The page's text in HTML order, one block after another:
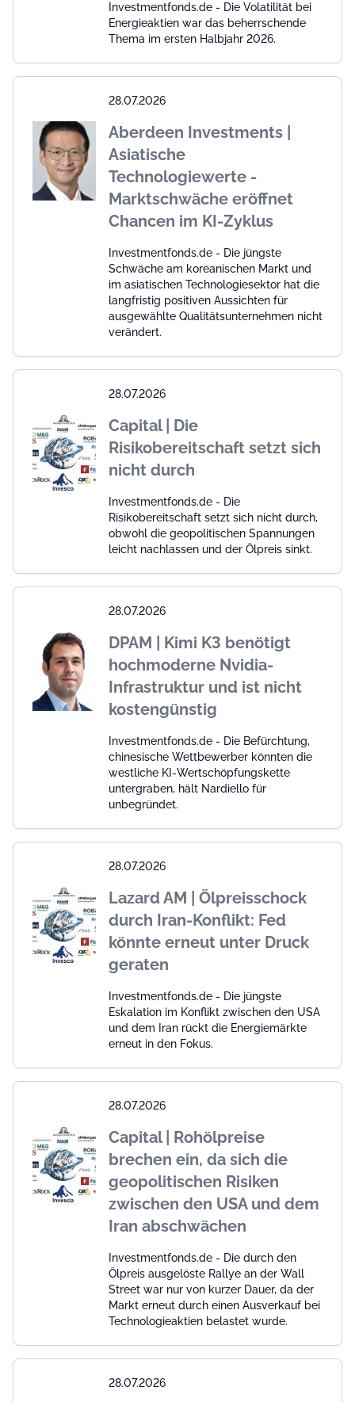
Investmentfonds.de - Die Volatilität bei
Energieaktien war das beherrschende
Thema im ersten Halbjahr 2026.
28.07.2026
Aberdeen Investments |
Asiatische
Technologiewerte -
Marktschwäche eröffnet
Chancen im KI-Zyklus
Investmentfonds.de - Die jüngste
Schwäche am koreanischen Markt und
im asiatischen Technologiesektor hat die
langfristig positiven Aussichten für
ausgewählte Qualitätsunternehmen nicht
verändert.
28.07.2026
Capital | Die
Risikobereitschaft setzt sich
nicht durch
Investmentfonds.de - Die
Risikobereitschaft setzt sich nicht durch,
obwohl die geopolitischen Spannungen
leicht nachlassen und der Ölpreis sinkt.
28.07.2026
DPAM | Kimi K3 benötigt
hochmoderne Nvidia-
Infrastruktur und ist nicht
kostengünstig
Investmentfonds.de - Die Befürchtung,
chinesische Wettbewerber könnten die
westliche KI-Wertschöpfungskette
untergraben, hält Nardiello für
unbegründet.
28.07.2026
Lazard AM | Ölpreisschock
durch Iran-Konflikt: Fed
könnte erneut unter Druck
geraten
Investmentfonds.de - Die jüngste
Eskalation im Konflikt zwischen den USA
und dem Iran rückt die Energiemärkte
erneut in den Fokus.
28.07.2026
Capital | Rohölpreise
brechen ein, da sich die
geopolitischen Risiken
zwischen den USA und dem
Iran abschwächen
Investmentfonds.de - Die durch den
Ölpreis ausgelöste Rallye an der Wall
Street war nur von kurzer Dauer, da der
Markt erneut durch einen Ausverkauf bei
Technologieaktien belastet wurde.
28.07.2026